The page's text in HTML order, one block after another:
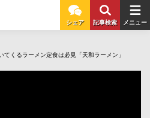
シェア 記事検索 メニュー
くるラーメン定食は必見「天和ラーメン」